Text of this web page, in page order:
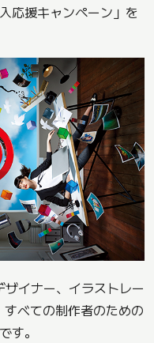
応援キャンペーン」を
イナー、イラストレー
べての制作者のための
す。